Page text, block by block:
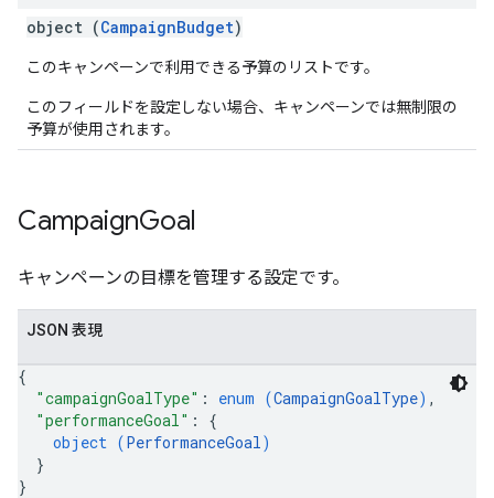
object (CampaignBudget)
このキャンペーンで利用できる予算のリストです。
このフィールドを設定しない場合、キャンペーンでは無制限の
予算が使用されます。
CampaignGoal
キャンペーンの目標を管理する設定です。
JSON 表現
{
"campaignGoalType" : enum (CampaignGoalType) ,
"performanceGoal" : {
object (PerformanceGoal)
}
}